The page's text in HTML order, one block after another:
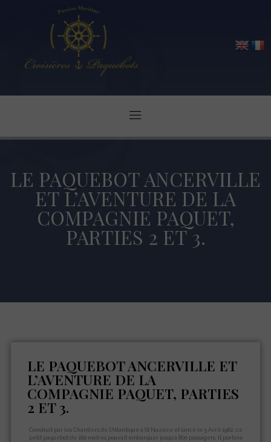
LE PAQUEBOT ANCERVILLE
ET L’AVENTURE DE LA
COMPAGNIE PAQUET,
PARTIES 2 ET 3.
LE PAQUEBOT ANCERVILLE ET
L’AVENTURE DE LA
COMPAGNIE PAQUET, PARTIES
2 ET 3.
Construit par les Chantiers de l’Atlantique à St Nazaire et lancé le 5 Avril 1962, ce
petit paquebot de 160 mètres pouvait embarquer jusqu’à 800 passagers. Il portera